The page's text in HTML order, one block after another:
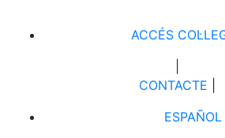
ACCÉS
CONTACTE
ESPAÑOL